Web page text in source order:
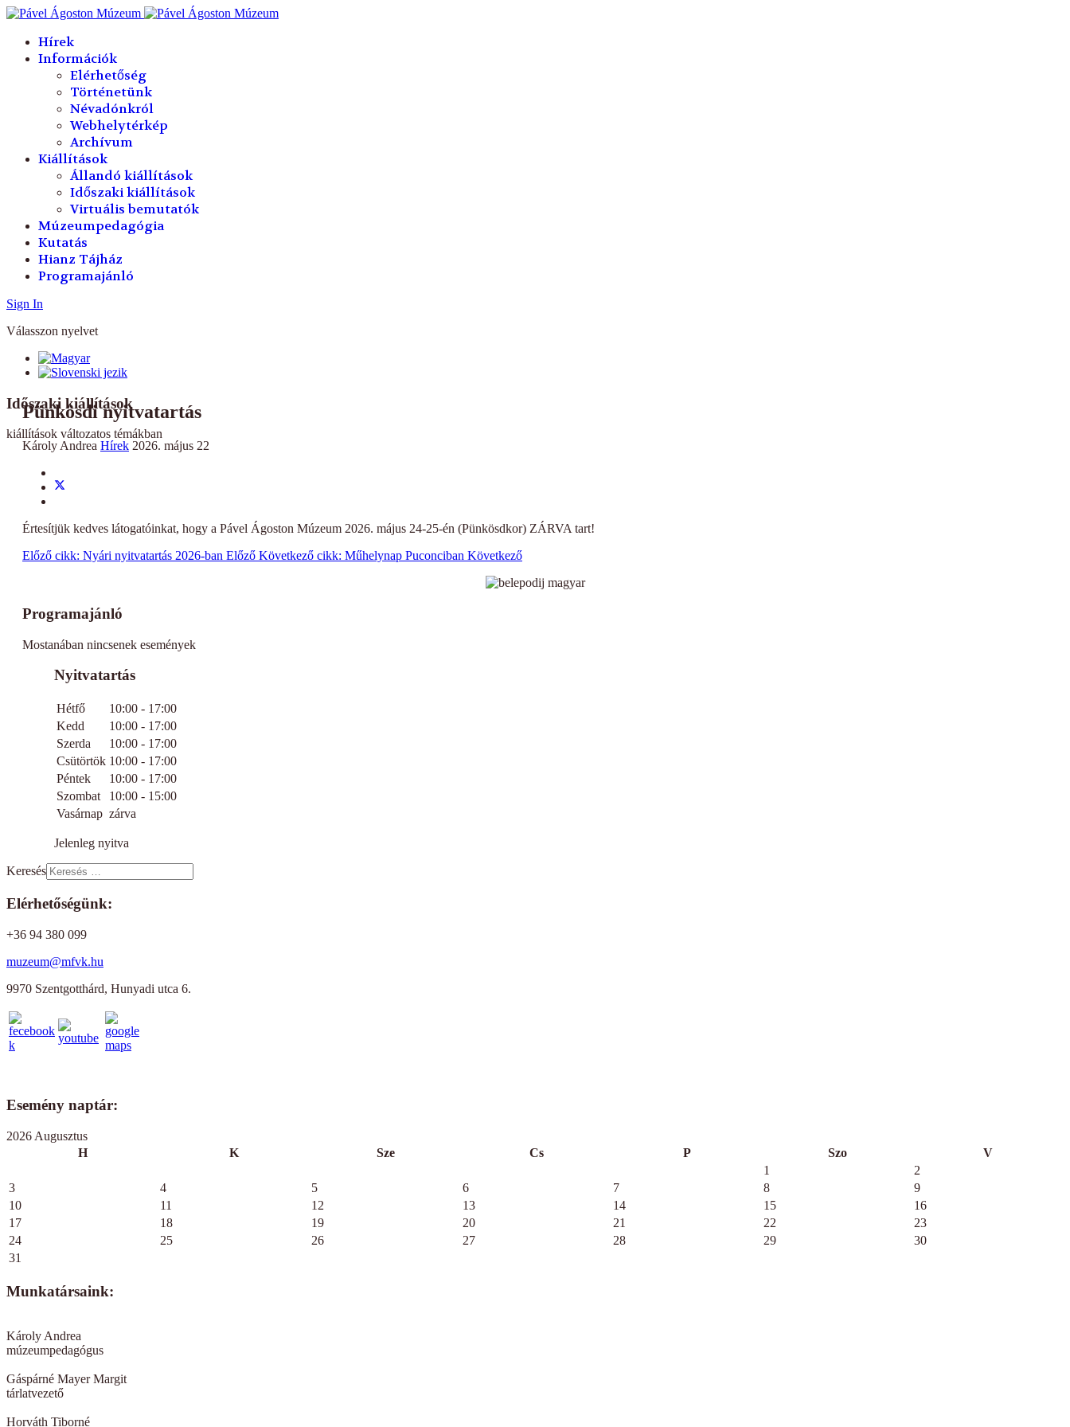
Hírek
Információk
Elérhetőség
Történetünk
Névadónkról
Webhelytérkép
Archívum
Kiállítások
Állandó kiállítások
Időszaki kiállítások
Virtuális bemutatók
Múzeumpedagógia
Kutatás
Hianz Tájház
Programajánló
Sign In
Válasszon nyelvet
Időszaki kiállítások
kiállítások változatos témákban
Pünkösdi nyitvatartás
Károly Andrea Hírek 2026. május 22
Értesítjük kedves látogatóinkat, hogy a Pável Ágoston Múzeum 2026. május 24-25-én (Pünkösdkor) ZÁRVA tart!
Előző cikk: Nyári nyitvatartás 2026-ban Előző Következő cikk: Műhelynap Puconciban Következő
Programajánló
Mostanában nincsenek események
Nyitvatartás
Hétfő
10:00 - 17:00
Kedd
10:00 - 17:00
Szerda
10:00 - 17:00
Csütörtök 10:00 - 17:00
Péntek
10:00 - 17:00
Szombat
10:00 - 15:00
Vasárnap zárva
Jelenleg nyitva
Keresés
Elérhetőségünk:
+36 94 380 099
muzeum@mfvk.hu
9970 Szentgotthárd, Hunyadi utca 6.
Esemény naptár:
év
hónap
év
hónap
2026 Augusztus
H
K Sze Cs P Szo
V
1
2
3
4 5 6 7 8
9
10
11 12 13 14 15
16
17
18 19 20 21 22
23
24
25 26 27 28 29
30
31
Munkatársaink:
Károly Andrea
múzeumpedagógus
Gáspárné Mayer Margit
tárlatvezető
Horváth Tiborné